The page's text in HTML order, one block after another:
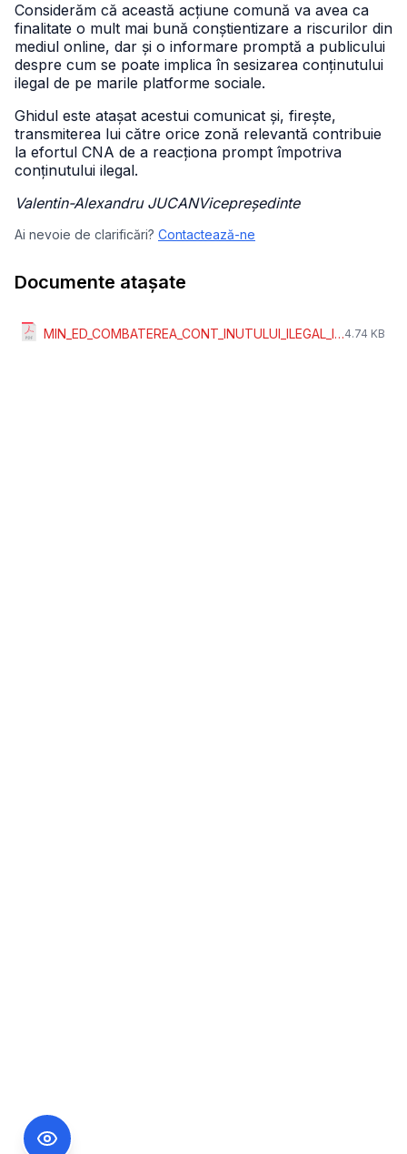
Considerăm că această acțiune comună va avea ca
finalitate o mult mai bună conștientizare a riscurilor din
mediul online, dar și o informare promptă a publicului
despre cum se poate implica în sesizarea conținutului
ilegal de pe marile platforme sociale.
Ghidul este atașat acestui comunicat și, firește,
transmiterea lui către orice zonă relevantă contribuie
la efortul CNA de a reacționa prompt împotriva
conținutului ilegal.
Valentin-Alexandru JUCANVicepreședinte
Ai nevoie de clarificări? Contactează-ne
Documente atașate
MIN_ED_COMBATEREA_CONT_INUTULUI_ILEGAL_I_N_ONLINE_-_GHID_PRACTIC_CNA.pdf4.74 KB